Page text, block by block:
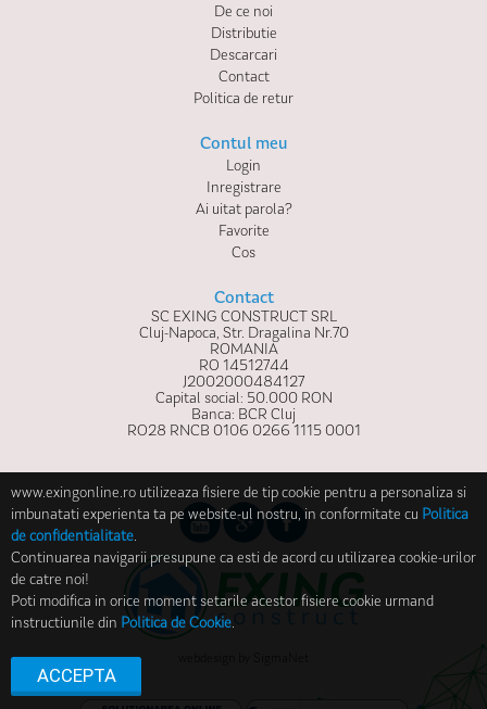
De ce noi
Distributie
Descarcari
Contact
Politica de retur
Contul meu
Login
Inregistrare
Ai uitat parola?
Favorite
Cos
Contact
SC EXING CONSTRUCT SRL
Cluj-Napoca, Str. Dragalina Nr.70
ROMANIA
RO 14512744
J2002000484127
Capital social: 50.000 RON
Banca: BCR Cluj
RO28 RNCB 0106 0266 1115 0001
www.exingonline.ro utilizeaza fisiere de tip cookie pentru a personaliza si
imbunatati experienta ta pe website-ul nostru, in conformitate cu Politica
de confidentialitate.
Continuarea navigarii presupune ca esti de acord cu utilizarea cookie-urilor
de catre noi!
Poti modifica in orice moment setarile acestor fisiere cookie urmand
instructiunile din Politica de Cookie.
ACCEPTA